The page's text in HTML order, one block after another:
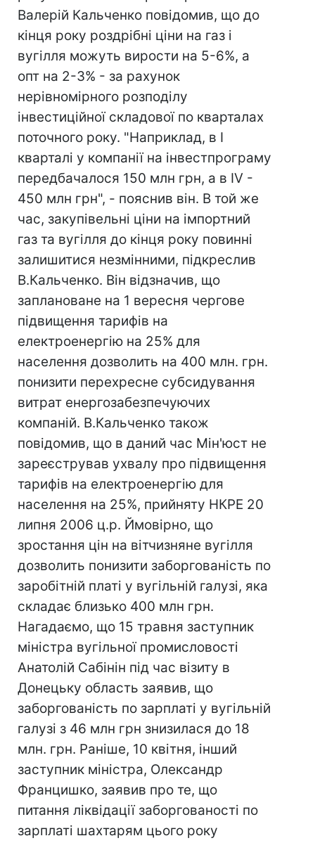
Валерій Кальченко повідомив, що до
кінця року роздрібні ціни на газ і
вугілля можуть вирости на 5-6%, а
опт на 2-3% - за рахунок
нерівномірного розподілу
інвестиційної складової по кварталах
поточного року. "Наприклад, в I
кварталі у компанії на інвестпрограму
передбачалося 150 млн грн, а в IV -
450 млн грн", - пояснив він. В той же
час, закупівельні ціни на імпортний
газ та вугілля до кінця року повинні
залишитися незмінними, підкреслив
В.Кальченко. Він відзначив, що
заплановане на 1 вересня чергове
підвищення тарифів на
електроенергію на 25% для
населення дозволить на 400 млн. грн.
понизити перехресне субсидування
витрат енергозабезпечуючих
компаній. В.Кальченко також
повідомив, що в даний час Мін'юст не
зареєстрував ухвалу про підвищення
тарифів на електроенергію для
населення на 25%, прийняту НКРЕ 20
липня 2006 ц.р. Ймовірно, що
зростання цін на вітчизняне вугілля
дозволить понизити заборгованість по
заробітній платі у вугільній галузі, яка
складає близько 400 млн грн.
Нагадаємо, що 15 травня заступник
міністра вугільної промисловості
Анатолій Сабінін під час візиту в
Донецьку область заявив, що
заборгованість по зарплаті у вугільній
галузі з 46 млн грн знизилася до 18
млн. грн. Раніше, 10 квітня, інший
заступник міністра, Олександр
Францишко, заявив про те, що
питання ліквідації заборгованості по
зарплаті шахтарям цього року